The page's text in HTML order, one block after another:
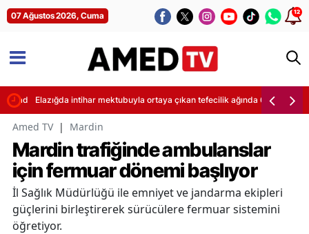
07 Ağustos 2026, Cuma 12
Elazığda intihar mektubuyla ortaya çıkan tefecilik ağında 6 tutuklama
Amed TV | Mardin
Mardin trafiğinde ambulanslar
için fermuar dönemi başlıyor
İl Sağlık Müdürlüğü ile emniyet ve jandarma ekipleri
güçlerini birleştirerek sürücülere fermuar sistemini
öğretiyor.